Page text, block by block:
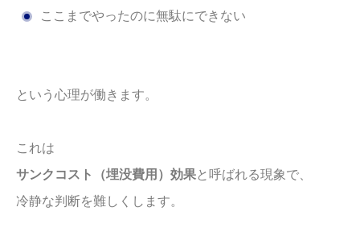
ここまでやったのに無駄にできない
という心理が働きます。
これは
サンクコスト（埋没費用）効果と呼ばれる現象で、
冷静な判断を難しくします。